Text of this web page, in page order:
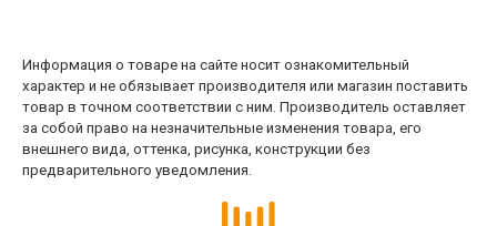
Информация о товаре на сайте носит ознакомительный
характер и не обязывает производителя или магазин поставить
товар в точном соответствии с ним. Производитель оставляет
за собой право на незначительные изменения товара, его
внешнего вида, оттенка, рисунка, конструкции без
предварительного уведомления.